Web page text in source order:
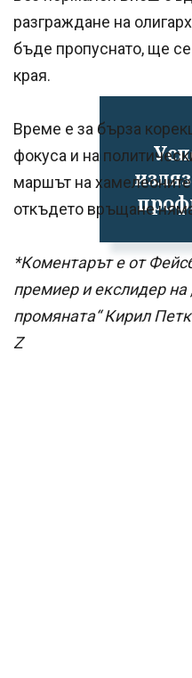
разграждане на
бъде пропуснато, ще
края.
Време е за бърза
фокуса и на
маршът на
откъдето връщане
*Коментарът е от
премиер и екслидер
промяната“ Кирил
Z